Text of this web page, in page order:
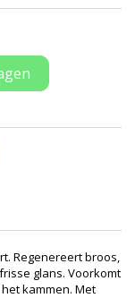
Regenereert broos,
glans. Voorkomt
kammen. Met